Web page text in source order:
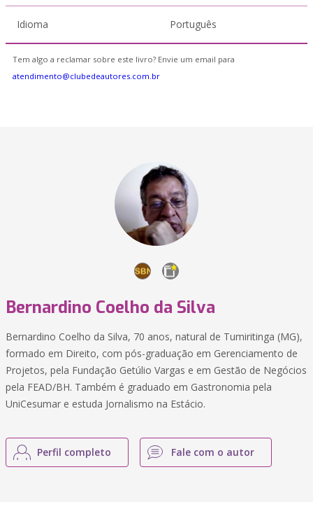
Idioma Português
Tem algo a reclamar sobre este livro? Envie um email para
atendimento@clubedeautores.com.br
Bernardino Coelho da Silva
Bernardino Coelho da Silva, 70 anos, natural de Tumiritinga (MG),
formado em Direito, com pós-graduação em Gerenciamento de
Projetos, pela Fundação Getúlio Vargas e em Gestão de Negócios
pela FEAD/BH. Também é graduado em Gastronomia pela
UniCesumar e estuda Jornalismo na Estácio.
Perfil completo Fale com o autor